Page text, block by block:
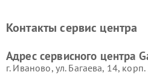
Контакты сервис центра
Адрес сервисного центра
г. Иваново, ул. Багаева, 14, корп.